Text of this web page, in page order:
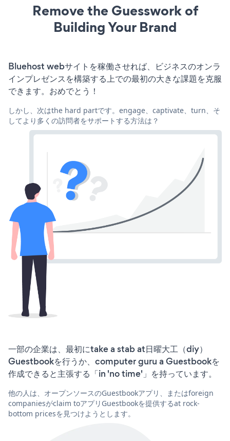
Remove the Guesswork of
Building Your Brand
Bluehost webサイトを稼働させれば、ビジネスのオンラ
インプレゼンスを構築する上での最初の大きな課題を克服
できます。おめでとう！
しかし、次はthe hard partです。engage、captivate、turn、そ
してより多くの訪問者をサポートする方法は？
一部の企業は、最初にtake a stab at日曜大工（diy）
Guestbookを行うか、computer guru a Guestbookを
作成できると主張する「in 'no time'」を持っています。
他の人は、オープンソースのGuestbookアプリ、またはforeign
companiesがclaim toアプリGuestbookを提供するat rock-
bottom pricesを見つけようとします。